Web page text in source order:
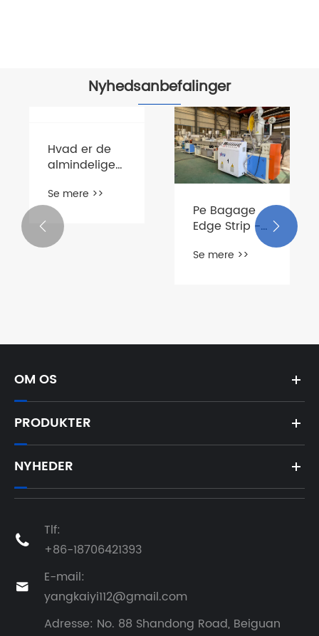
Nyhedsanbefalinger
Hvad er de
ABS-plader?
Pe Bagage
Edge Strip -
testet med
Se mere >>
 
OM OS
PRODUKTER
NYHEDER

Tlf:
+86-18706421393

E-mail:
yangkaiyi112@gmail.com
Adresse: No. 88 Shandong Road, Beiguan